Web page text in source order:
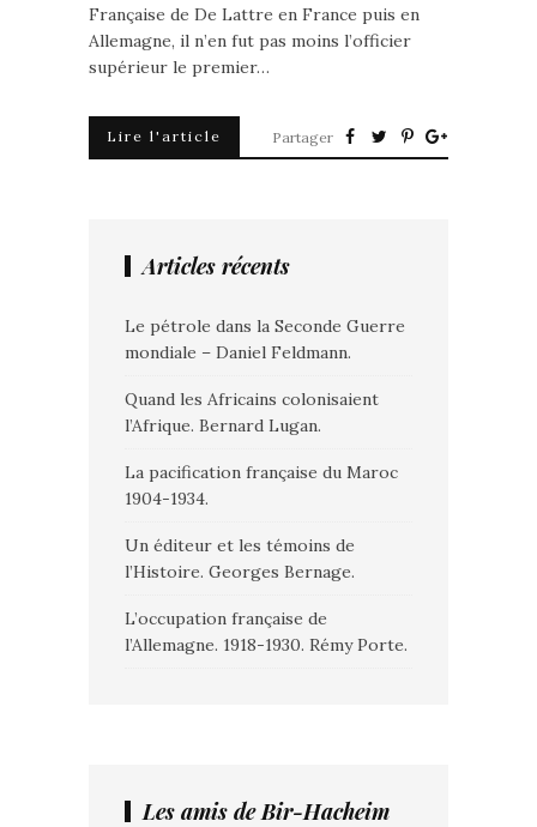
Française de De Lattre en France puis en
Allemagne, il n’en fut pas moins l’officier
supérieur le premier…
Lire l'article Partager
Articles récents
Le pétrole dans la Seconde Guerre
mondiale – Daniel Feldmann.
Quand les Africains colonisaient
l’Afrique. Bernard Lugan.
La pacification française du Maroc
1904-1934.
Un éditeur et les témoins de
l’Histoire. Georges Bernage.
L’occupation française de
l’Allemagne. 1918-1930. Rémy Porte.
Les amis de Bir-Hacheim